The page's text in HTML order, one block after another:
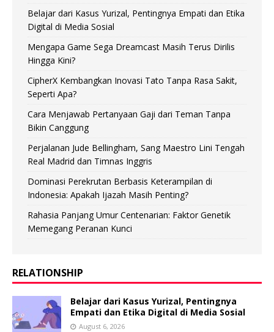
Belajar dari Kasus Yurizal, Pentingnya Empati dan Etika
Digital di Media Sosial
Mengapa Game Sega Dreamcast Masih Terus Dirilis
Hingga Kini?
CipherX Kembangkan Inovasi Tato Tanpa Rasa Sakit,
Seperti Apa?
Cara Menjawab Pertanyaan Gaji dari Teman Tanpa
Bikin Canggung
Perjalanan Jude Bellingham, Sang Maestro Lini Tengah
Real Madrid dan Timnas Inggris
Dominasi Perekrutan Berbasis Keterampilan di
Indonesia: Apakah Ijazah Masih Penting?
Rahasia Panjang Umur Centenarian: Faktor Genetik
Memegang Peranan Kunci
RELATIONSHIP
Belajar dari Kasus Yurizal, Pentingnya
Empati dan Etika Digital di Media Sosial
August 6, 2026